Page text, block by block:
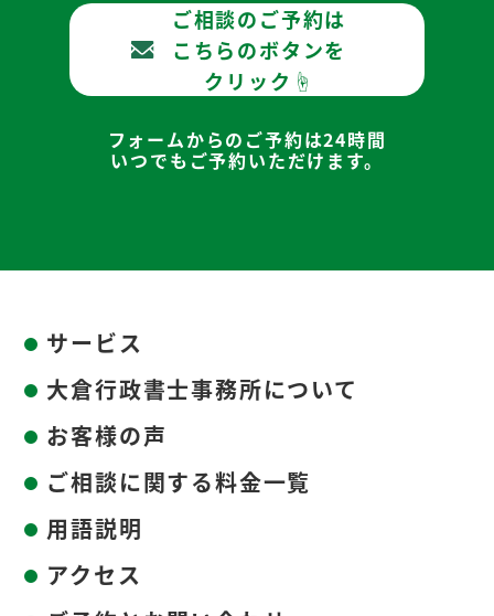
ご相談のご予約は
こちらのボタンを
クリック☝
フォームからのご予約は24時間
いつでもご予約いただけます。
サービス
大倉行政書士事務所について
お客様の声
ご相談に関する料金一覧
用語説明
アクセス